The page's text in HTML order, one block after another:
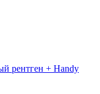
рентген + Handy